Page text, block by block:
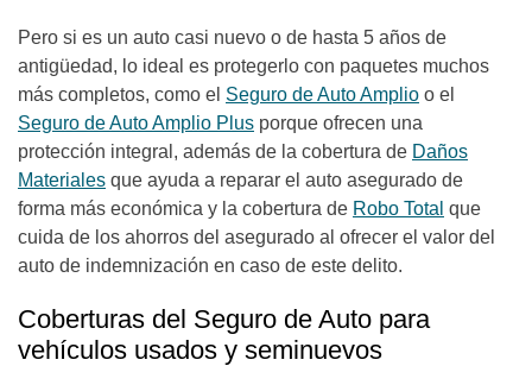
Pero si es un auto casi nuevo o de hasta 5 años de
antigüedad, lo ideal es protegerlo con paquetes muchos
más completos, como el Seguro de Auto Amplio o el
Seguro de Auto Amplio Plus porque ofrecen una
protección integral, además de la cobertura de Daños
Materiales que ayuda a reparar el auto asegurado de
forma más económica y la cobertura de Robo Total que
cuida de los ahorros del asegurado al ofrecer el valor del
auto de indemnización en caso de este delito.
Coberturas del Seguro de Auto para
vehículos usados y seminuevos